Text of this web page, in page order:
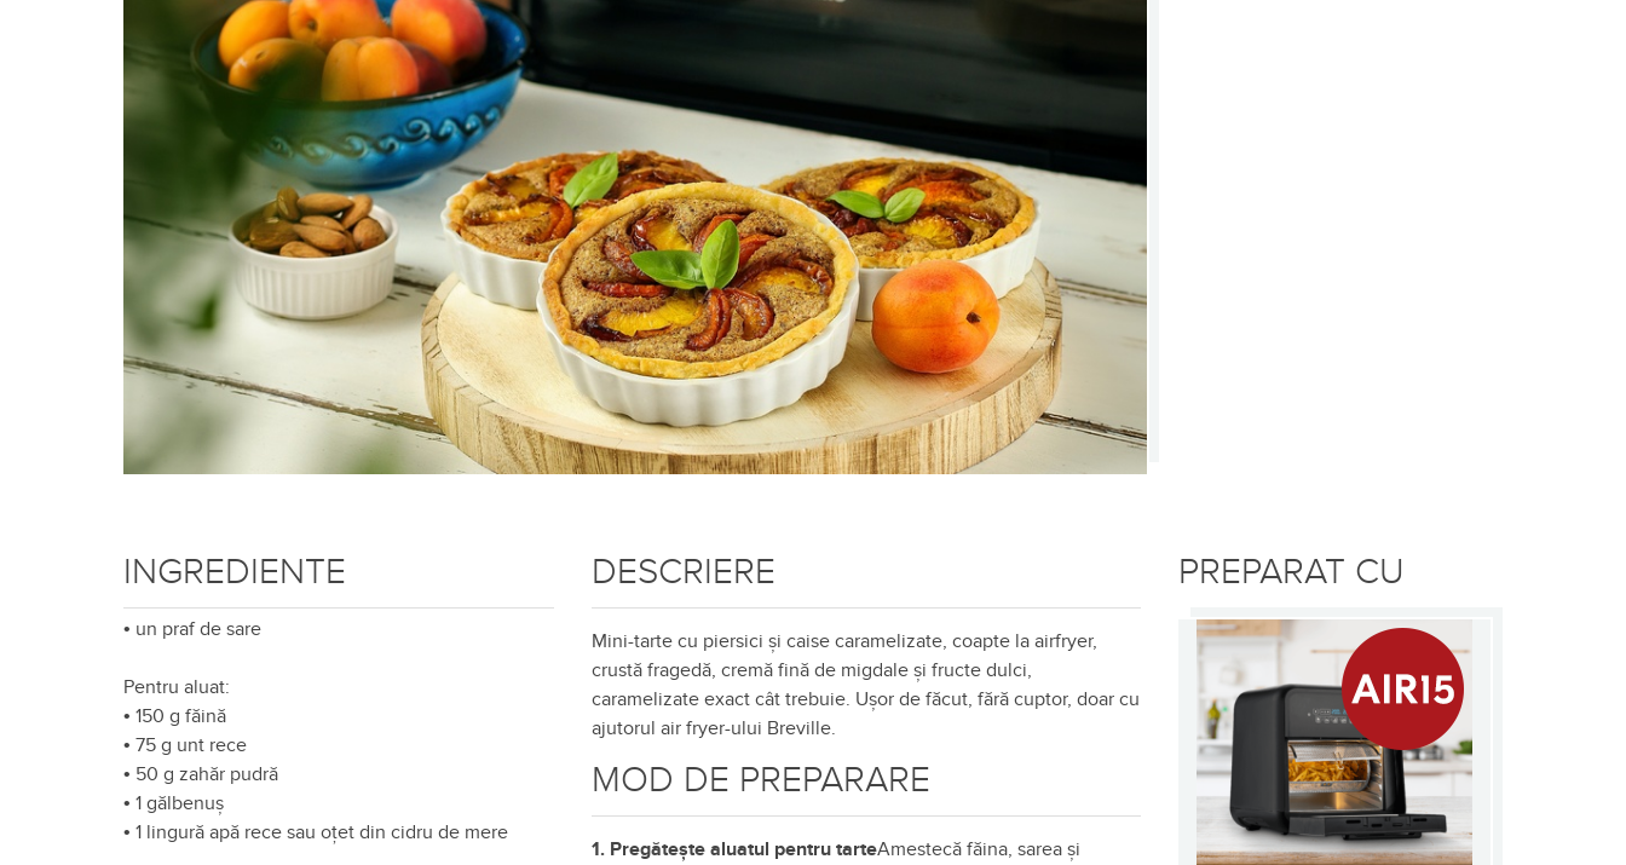
INGREDIENTE
• un praf de sare
Pentru aluat:
• 150 g făină
• 75 g unt rece
• 50 g zahăr pudră
• 1 gălbenuș
• 1 lingură apă rece sau oțet din cidru de mere
DESCRIERE
Mini-tarte cu piersici și caise caramelizate, coapte la airfryer,
crustă fragedă, cremă fină de migdale și fructe dulci,
caramelizate exact cât trebuie. Ușor de făcut, fără cuptor, doar cu
ajutorul air fryer-ului Breville.
MOD DE PREPARARE
1. Pregătește aluatul pentru tarteAmestecă făina, sarea și
PREPARAT CU